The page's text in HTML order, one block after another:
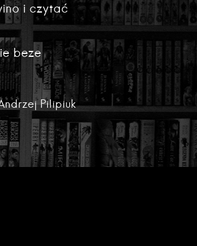
i czytać
beze
Pilipiuk